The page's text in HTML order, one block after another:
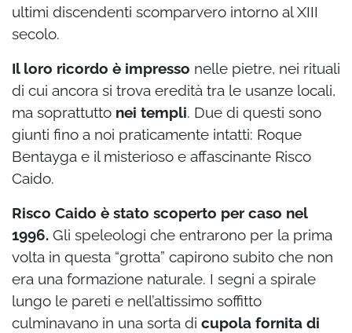
ultimi discendenti scomparvero intorno al XIII
secolo.
Il loro ricordo è impresso nelle pietre, nei rituali
di cui ancora si trova eredità tra le usanze locali,
ma soprattutto nei templi. Due di questi sono
giunti fino a noi praticamente intatti: Roque
Bentayga e il misterioso e affascinante Risco
Caido.
Risco Caido è stato scoperto per caso nel
1996. Gli speleologi che entrarono per la prima
volta in questa “grotta” capirono subito che non
era una formazione naturale. I segni a spirale
lungo le pareti e nell’altissimo soffitto
culminavano in una sorta di cupola fornita di